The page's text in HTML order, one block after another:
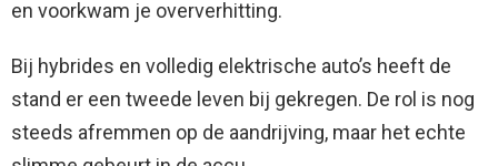
en voorkwam je oververhitting.
Bij hybrides en volledig elektrische auto’s heeft de
stand er een tweede leven bij gekregen. De rol is nog
steeds afremmen op de aandrijving, maar het echte